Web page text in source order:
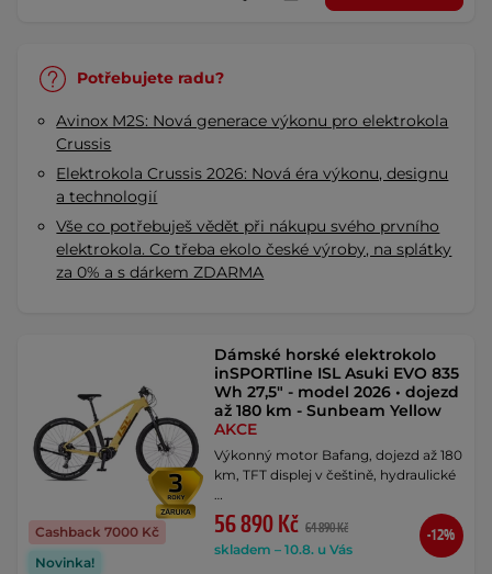
Potřebujete radu?
Avinox M2S: Nová generace výkonu pro elektrokola
Crussis
Elektrokola Crussis 2026: Nová éra výkonu, designu
a technologií
Vše co potřebuješ vědět při nákupu svého prvního
elektrokola. Co třeba ekolo české výroby, na splátky
za 0% a s dárkem ZDARMA
Cashback 7000 Kč
Novinka!
Dámské horské elektrokolo
inSPORTline ISL Asuki EVO 835
Wh 27,5" - model 2026 • dojezd
až 180 km - Sunbeam Yellow
AKCE
Výkonný motor Bafang, dojezd až 180
km, TFT displej v češtině, hydraulické
56 890 Kč 64 890 Kč
skladem – 10.8. u Vás
-12%